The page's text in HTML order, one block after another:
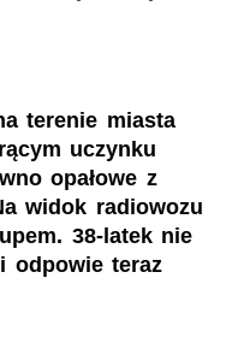
terenie miasta
uczynku
opałowe z
widok radiowozu
38-latek nie
odpowie teraz